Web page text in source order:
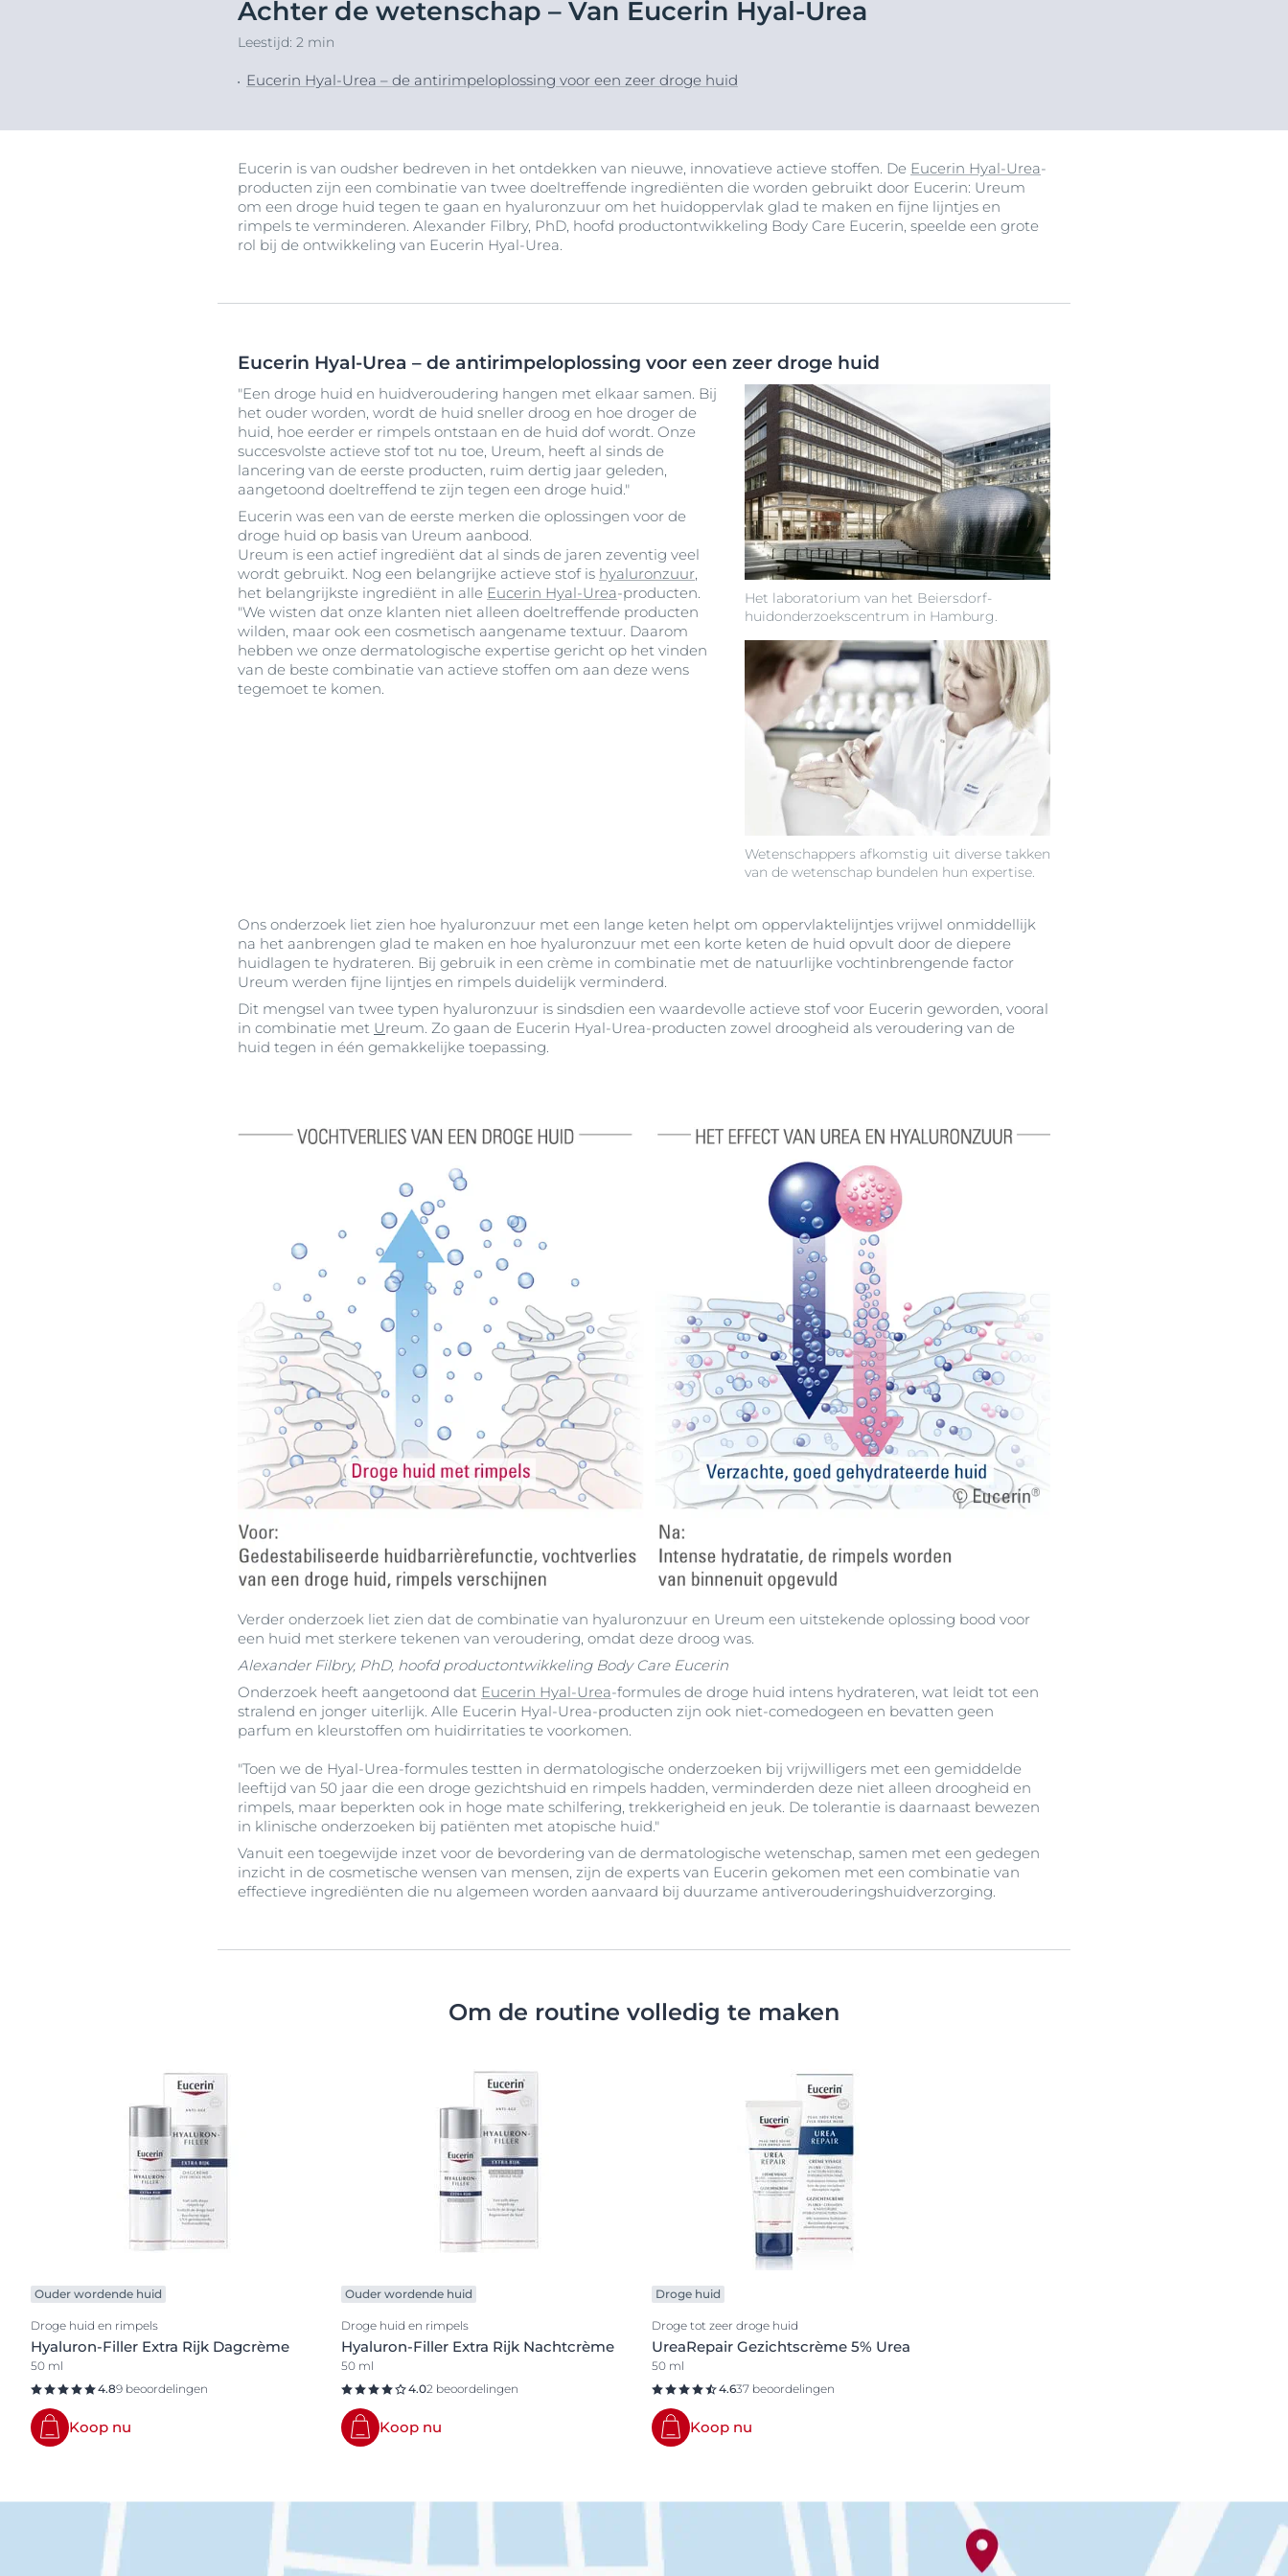
Hypergepigmenteerde huid
Jeukende huid
Huid met neiging tot
roodheid
Hoofdhuid- en
haarproblemen
Gevoelige huid
producten
Sun Protection
NIEUW Ouder wordende huid
Hyaluron-Filler Dagcrème SPF 30 voor alle huidtypen
Bekijk alle producten
Achter de wetenschap – Van Eucerin Hyal-Urea
Leestijd: 2 min
Eucerin Hyal-Urea – de antirimpeloplossing voor een zeer droge huid
Eucerin is van oudsher bedreven in het ontdekken van nieuwe, innovatieve actieve stoffen. De Eucerin Hyal-Urea-
producten zijn een combinatie van twee doeltreffende ingrediënten die worden gebruikt door Eucerin: Ureum
om een droge huid tegen te gaan en hyaluronzuur om het huidoppervlak glad te maken en fijne lijntjes en
rimpels te verminderen. Alexander Filbry, PhD, hoofd productontwikkeling Body Care Eucerin, speelde een grote
rol bij de ontwikkeling van Eucerin Hyal-Urea.
Eucerin Hyal-Urea – de antirimpeloplossing voor een zeer droge huid
Het laboratorium van het Beiersdorf-
huidonderzoekscentrum in Hamburg.
Wetenschappers afkomstig uit diverse takken
van de wetenschap bundelen hun expertise.
"Een droge huid en huidveroudering hangen met elkaar samen. Bij
het ouder worden, wordt de huid sneller droog en hoe droger de
huid, hoe eerder er rimpels ontstaan en de huid dof wordt. Onze
succesvolste actieve stof tot nu toe, Ureum, heeft al sinds de
lancering van de eerste producten, ruim dertig jaar geleden,
aangetoond doeltreffend te zijn tegen een droge huid."
Eucerin was een van de eerste merken die oplossingen voor de
droge huid op basis van Ureum aanbood.
Ureum is een actief ingrediënt dat al sinds de jaren zeventig veel
wordt gebruikt. Nog een belangrijke actieve stof is hyaluronzuur
het belangrijkste ingrediënt in alle Eucerin Hyal-Urea-producten.
"We wisten dat onze klanten niet alleen doeltreffende producten
wilden, maar ook een cosmetisch aangename textuur. Daarom
hebben we onze dermatologische expertise gericht op het vinden
van de beste combinatie van actieve stoffen om aan deze wens
tegemoet te komen.
Ons onderzoek liet zien hoe hyaluronzuur met een lange keten helpt om oppervlaktelijntjes vrijwel onmiddellijk
na het aanbrengen glad te maken en hoe hyaluronzuur met een korte keten de huid opvult door de diepere
huidlagen te hydrateren. Bij gebruik in een crème in combinatie met de natuurlijke vochtinbrengende factor
Ureum werden fijne lijntjes en rimpels duidelijk verminderd.
Dit mengsel van twee typen hyaluronzuur is sindsdien een waardevolle actieve stof voor Eucerin geworden, vooral
in combinatie met Ureum. Zo gaan de Eucerin Hyal-Urea-producten zowel droogheid als veroudering van de
huid tegen in één gemakkelijke toepassing.
Verder onderzoek liet zien dat de combinatie van hyaluronzuur en Ureum een uitstekende oplossing bood voor
een huid met sterkere tekenen van veroudering, omdat deze droog was.
Alexander Filbry, PhD, hoofd productontwikkeling Body Care Eucerin
Onderzoek heeft aangetoond dat Eucerin Hyal-Urea-formules de droge huid intens hydrateren, wat leidt tot een
stralend en jonger uiterlijk. Alle Eucerin Hyal-Urea-producten zijn ook niet-comedogeen en bevatten geen
parfum en kleurstoffen om huidirritaties te voorkomen.
"Toen we de Hyal-Urea-formules testten in dermatologische onderzoeken bij vrijwilligers met een gemiddelde
leeftijd van 50 jaar die een droge gezichtshuid en rimpels hadden, verminderden deze niet alleen droogheid en
rimpels, maar beperkten ook in hoge mate schilfering, trekkerigheid en jeuk. De tolerantie is daarnaast bewezen
in klinische onderzoeken bij patiënten met atopische huid."
Vanuit een toegewijde inzet voor de bevordering van de dermatologische wetenschap, samen met een gedegen
inzicht in de cosmetische wensen van mensen, zijn de experts van Eucerin gekomen met een combinatie van
effectieve ingrediënten die nu algemeen worden aanvaard bij duurzame antiverouderingshuidverzorging.
Om de routine volledig te maken
Ouder wordende huid
Droge huid en rimpels
Hyaluron-Filler Extra Rijk Dagcrème
50 ml
4.89 beoordelingen
Koop nu
Ouder wordende huid
Droge huid en rimpels
Hyaluron-Filler Extra Rijk Nachtcrème
50 ml
4.02 beoordelingen
Koop nu
Droge huid
Droge tot zeer droge huid
UreaRepair Gezichtscrème 5% Urea
50 ml
4.637 beoordelingen
Koop nu